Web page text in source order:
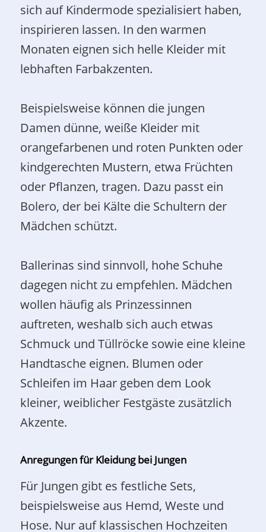
sich auf Kindermode spezialisiert haben,
inspirieren lassen. In den warmen
Monaten eignen sich helle Kleider mit
lebhaften Farbakzenten.
Beispielsweise können die jungen
Damen dünne, weiße Kleider mit
orangefarbenen und roten Punkten oder
kindgerechten Mustern, etwa Früchten
oder Pflanzen, tragen. Dazu passt ein
Bolero, der bei Kälte die Schultern der
Mädchen schützt.
Ballerinas sind sinnvoll, hohe Schuhe
dagegen nicht zu empfehlen. Mädchen
wollen häufig als Prinzessinnen
auftreten, weshalb sich auch etwas
Schmuck und Tüllröcke sowie eine kleine
Handtasche eignen. Blumen oder
Schleifen im Haar geben dem Look
kleiner, weiblicher Festgäste zusätzlich
Akzente.
Anregungen für Kleidung bei Jungen
Für Jungen gibt es festliche Sets,
beispielsweise aus Hemd, Weste und
Hose. Nur auf klassischen Hochzeiten